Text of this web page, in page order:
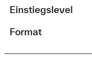
Einstiegslevel
Format